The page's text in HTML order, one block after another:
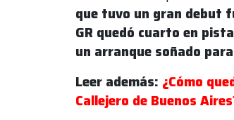
que tuvo un gran debut
GR quedó cuarto en
un arranque soñado
Leer además: ¿Cómo
Callejero de Buenos